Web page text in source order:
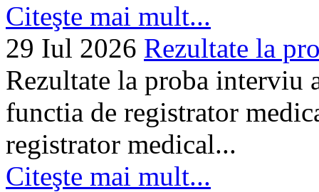
Citeşte mai mult...
29 Iul 2026 Rezultate la
Rezultate la proba interviu
functia de registrator
registrator medical...
Citeşte mai mult...